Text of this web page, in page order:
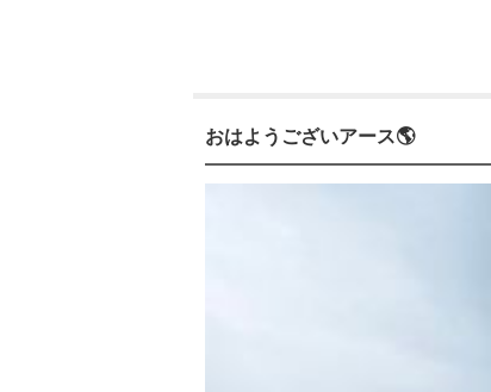
おはようございアース🌎